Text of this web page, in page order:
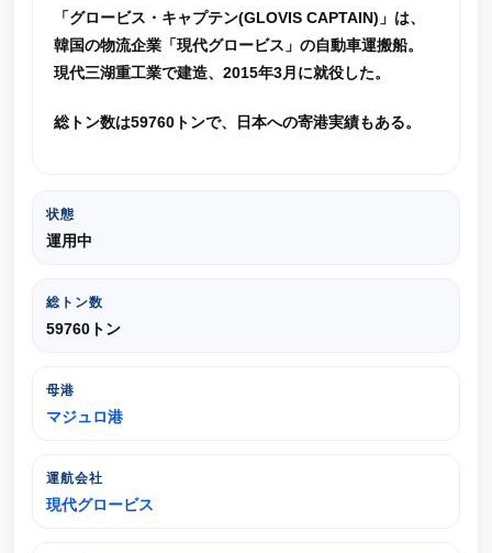
「グロービス・キャプテン(GLOVIS CAPTAIN)」は、
韓国の物流企業「現代グロービス」の自動車運搬船。
現代三湖重工業で建造、2015年3月に就役した。
総トン数は59760トンで、日本への寄港実績もある。
状態
運用中
総トン数
59760トン
母港
マジュロ港
運航会社
現代グロービス